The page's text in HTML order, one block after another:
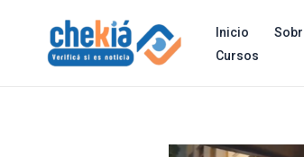
Inicio
Cursos